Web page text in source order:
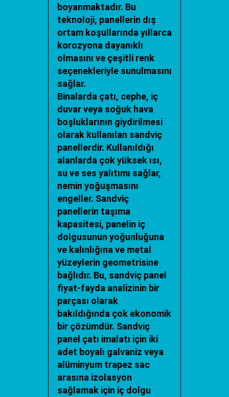
boyanmaktadır. Bu
teknoloji, panellerin dış
ortam koşullarında yıllarca
korozyona dayanıklı
olmasını ve çeşitli renk
seçenekleriyle sunulmasını
sağlar.
Binalarda çatı, cephe, iç
duvar veya soğuk hava
boşluklarının giydirilmesi
olarak kullanılan sandviç
panellerdir. Kullanıldığı
alanlarda çok yüksek ısı,
su ve ses yalıtımı sağlar,
nemin yoğuşmasını
engeller. Sandviç
panellerin taşıma
kapasitesi, panelin iç
dolgusunun yoğunluğuna
ve kalınlığına ve metal
yüzeylerin geometrisine
bağlıdır. Bu, sandviç panel
fiyat-fayda analizinin bir
parçası olarak
bakıldığında çok ekonomik
bir çözümdür. Sandviç
panel çatı imalatı için iki
adet boyalı galvaniz veya
alüminyum trapez sac
arasına izolasyon
sağlamak için iç dolgu